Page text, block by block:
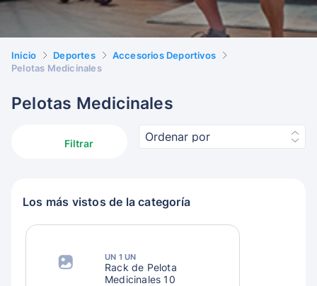
Inicio Deportes
Accesorios Deportivos
Pelotas Medicinales
Pelotas Medicinales
Filtrar Ordenar por
Los más vistos de la categoría
UN 1 UN
Rack de Pelota
Medicinales 10